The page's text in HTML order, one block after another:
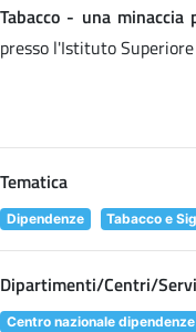
Tabacco - una
presso l'Istituto
Tematica
Dipendenze Tabacco e
Dipartimenti/Centri/
Centro nazionale